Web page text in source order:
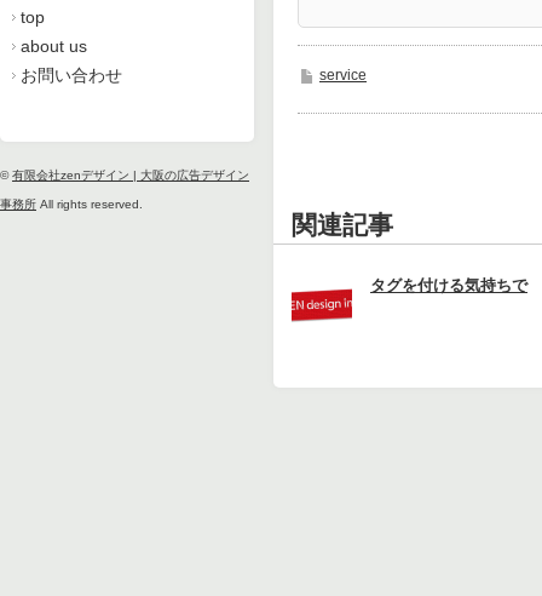
top
about us
お問い合わせ
©有限会社zenデザイン | 大阪の広告デザイン
事務所 All rights reserved.
service
関連記事
タグを付ける気持ちで